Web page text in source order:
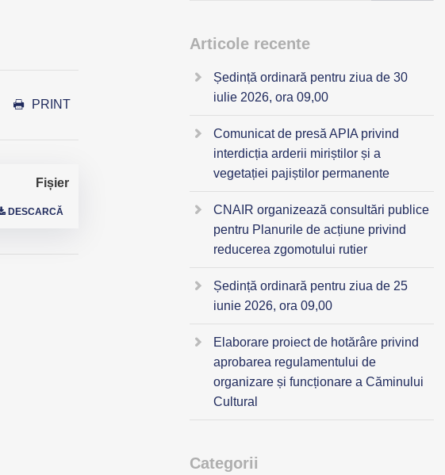
PRINT
Fișier
DESCARCĂ
Articole recente
Ședință ordinară pentru ziua de 30
iulie 2026, ora 09,00
Comunicat de presă APIA privind
interdicția arderii miriștilor și a
vegetației pajiștilor permanente
CNAIR organizează consultări publice
pentru Planurile de acțiune privind
reducerea zgomotului rutier
Ședință ordinară pentru ziua de 25
iunie 2026, ora 09,00
Elaborare proiect de hotărâre privind
aprobarea regulamentului de
organizare și funcționare a Căminului
Cultural
Categorii